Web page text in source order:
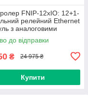
FNIP-12xIO: 12+1-
релейний Ethernet
з аналоговими
(art.239267)
до відправки
₴ 24 975 ₴
Купити